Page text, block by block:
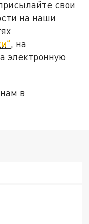
свои
на наши
, на
электронную
в